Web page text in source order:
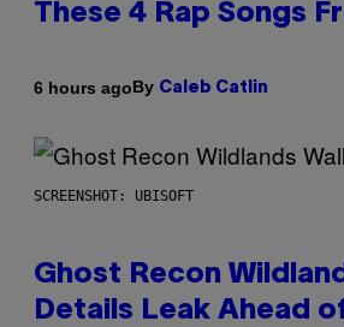
These 4 Rap Songs
6 hours agoBy Caleb Catlin
SCREENSHOT: UBISOFT
Ghost Recon
Details Leak Ahead